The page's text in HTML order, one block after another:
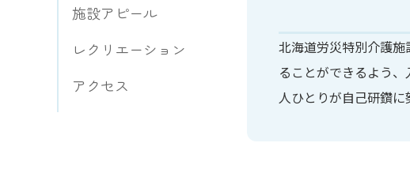
施設アピール
レクリエーション
アクセス
北海道労災特別介護
ることができるよう
人ひとりが自己研鑽に